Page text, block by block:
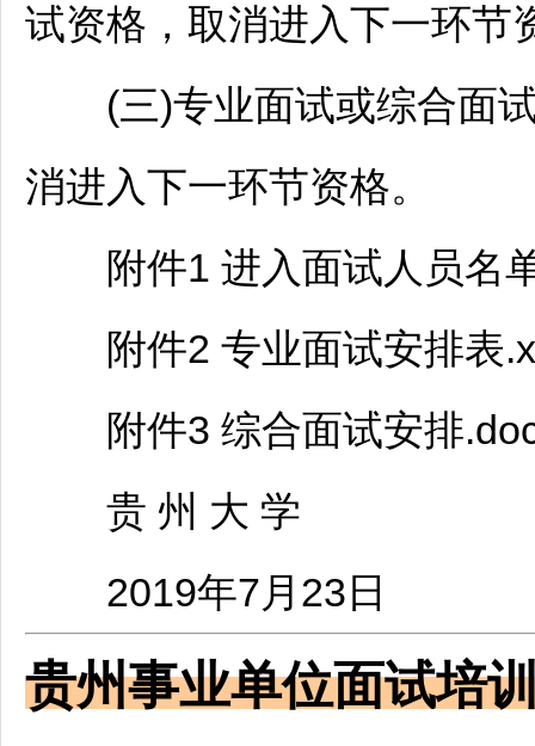
试资格，取消进入下一环节
(三)专业面试或综合面试
消进入下一环节资格。
附件1 进入面试人员名
附件2 专业面试安排表
附件3 综合面试安排
贵 州 大 学
2019年7月23日
贵州事业单位面试培